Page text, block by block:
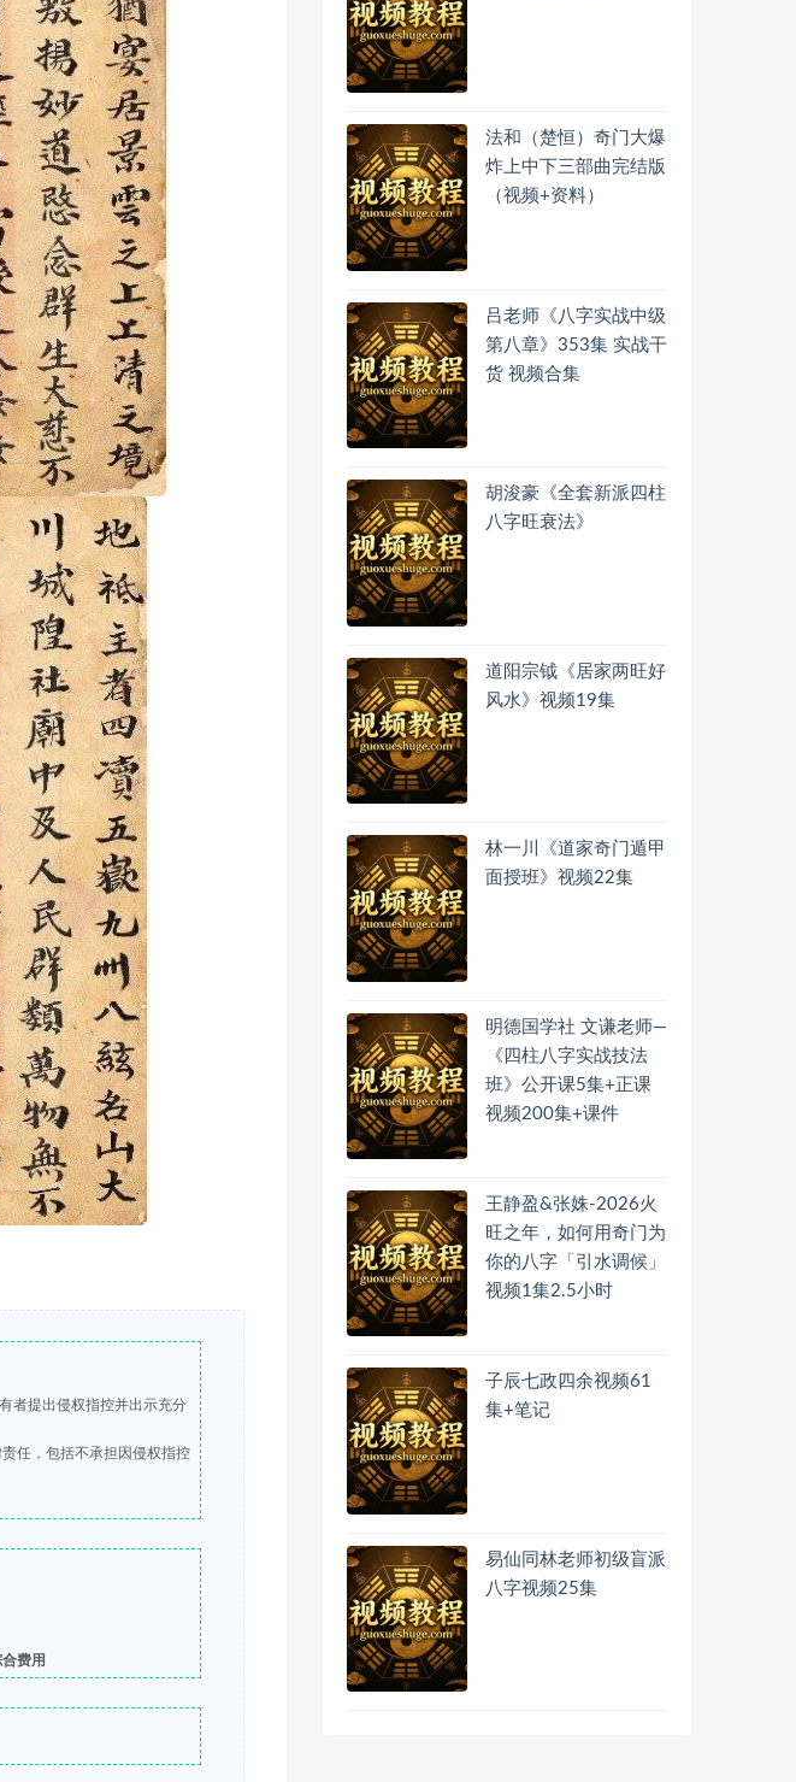
者提出侵权指控并出示充分
任，包括不承担因侵权指控
费用
法和（楚恒）奇门大爆
炸上中下三部曲完结版
（视频+资料）
吕老师《八字实战中级
第八章》353集 实战干
货 视频合集
胡浚豪《全套新派四柱
八字旺衰法》
道阳宗钺《居家两旺好
风水》视频19集
林一川《道家奇门遁甲
面授班》视频22集
明德国学社 文谦老师—
《四柱八字实战技法
班》公开课5集+正课
视频200集+课件
王静盈&张姝-2026火
旺之年，如何用奇门为
你的八字「引水调候」
视频1集2.5小时
子辰七政四余视频61
集+笔记
易仙同林老师初级盲派
八字视频25集